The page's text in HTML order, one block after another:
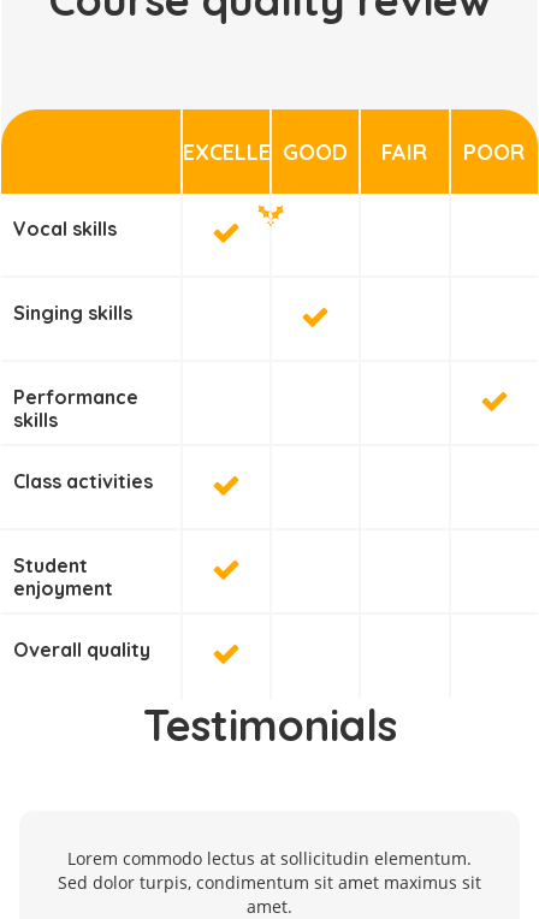
Vocal skills
Singing skills
Performance
skills
Class activities
Student
enjoyment
Overall quality
EXCELLENTGOOD FAIR POOR
Testimonials
Lorem commodo lectus at sollicitudin elementum.
Sed dolor turpis, condimentum sit amet maximus sit
amet.